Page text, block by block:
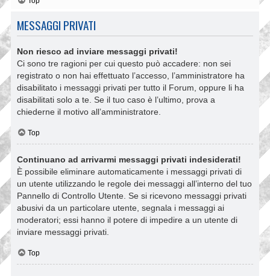
MESSAGGI PRIVATI
Non riesco ad inviare messaggi privati!
Ci sono tre ragioni per cui questo può accadere: non sei
registrato o non hai effettuato l’accesso, l’amministratore ha
disabilitato i messaggi privati per tutto il Forum, oppure li ha
disabilitati solo a te. Se il tuo caso è l’ultimo, prova a
chiederne il motivo all’amministratore.
Top
Continuano ad arrivarmi messaggi privati indesiderati!
È possibile eliminare automaticamente i messaggi privati ​​di
un utente utilizzando le regole dei messaggi all’interno del tuo
Pannello di Controllo Utente. Se si ricevono messaggi privati ​​
abusivi da un particolare utente, segnala i messaggi ai
moderatori; essi hanno il potere di impedire a un utente di
inviare messaggi privati​​.
Top